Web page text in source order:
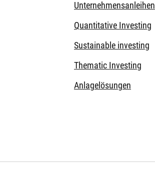
Unternehmensanleihen
Quantitative Investing
Sustainable investing
Thematic Investing
Anlagelösungen